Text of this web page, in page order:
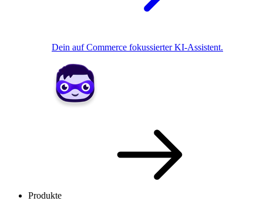
Dein auf Commerce fokussierter KI-Assistent.
Produkte